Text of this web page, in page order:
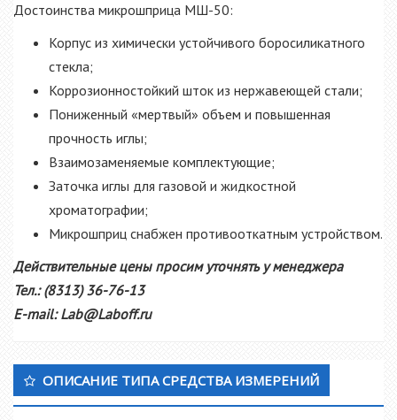
Достоинства микрошприца МШ-50:
Корпус из химически устойчивого боросиликатного
стекла;
Коррозионностойкий шток из нержавеющей стали;
Пониженный «мертвый» объем и повышенная
прочность иглы;
Взаимозаменяемые комплектующие;
Заточка иглы для газовой и жидкостной
хроматографии;
Микрошприц снабжен противооткатным устройством.
Действительные цены просим уточнять у менеджера
Тел.: (8313) 36-76-13
E-mail: Lab@Laboff.ru
Дополнительный Sidebar
ОПИСАНИЕ ТИПА СРЕДСТВА ИЗМЕРЕНИЙ